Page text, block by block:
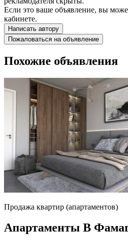
Если это ваше объявление, вы
кабинете.
Написать автору
Пожаловаться на объявление
Похожие объявления
Продажа квартир (апартаментов)
Апартаменты В